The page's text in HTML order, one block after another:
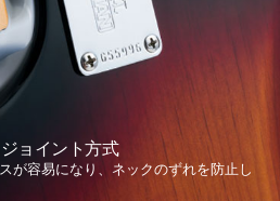
ョイント方式
が容易になり、ネックのずれを防止し